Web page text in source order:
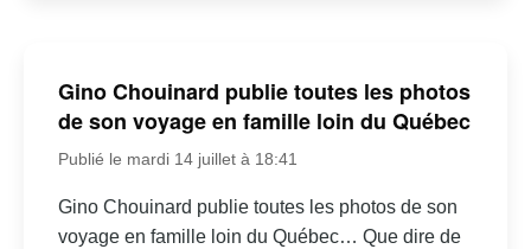
Gino Chouinard publie toutes les photos
de son voyage en famille loin du Québec
Publié le mardi 14 juillet à 18:41
Gino Chouinard publie toutes les photos de son
voyage en famille loin du Québec… Que dire de